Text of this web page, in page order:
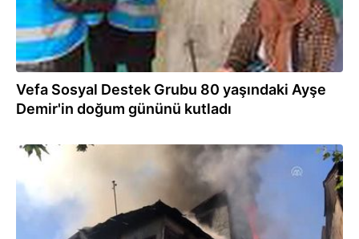
Vefa Sosyal Destek Grubu 80 yaşındaki Ayşe
Demir'in doğum gününü kutladı
07.08.2019